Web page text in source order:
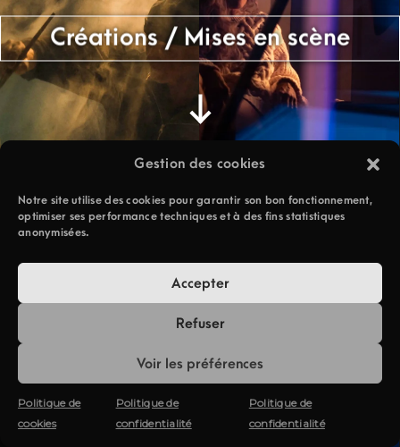
Gestion des cookies
Notre site utilise des cookies pour garantir son bon fonctionnement,
optimiser ses performance techniques et à des fins statistiques
anonymisées.
Accepter
Refuser
Voir les préférences
Politique de
cookies
Politique de
confidentialité
Politique de
confidentialité
Créations / Mises en scène